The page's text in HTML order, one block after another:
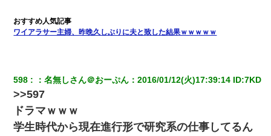
ワイアラサー主婦、昨晩久しぶりに夫と致した結果ｗｗｗｗｗ
598 ：名無しさん＠おーぷん ：2016/01/12(火)17:39:14 ID:7KD
>>597
ドラマｗｗｗ
学生時代から現在進行形で研究系の仕事してるん